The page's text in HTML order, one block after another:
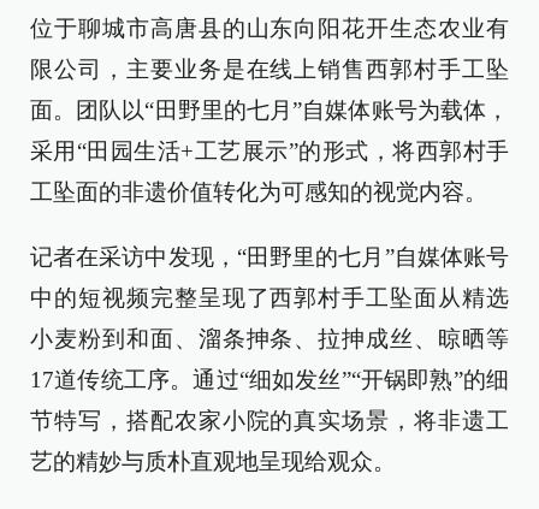
位于聊城市高唐县的山东向阳花开生态农业有
限公司，主要业务是在线上销售西郭村手工坠
面。团队以“田野里的七月”自媒体账号为载体，
采用“田园生活+工艺展示”的形式，将西郭村手
工坠面的非遗价值转化为可感知的视觉内容。
记者在采访中发现，“田野里的七月”自媒体账号
中的短视频完整呈现了西郭村手工坠面从精选
小麦粉到和面、溜条抻条、拉抻成丝、晾晒等
17道传统工序。通过“细如发丝”“开锅即熟”的细
节特写，搭配农家小院的真实场景，将非遗工
艺的精妙与质朴直观地呈现给观众。